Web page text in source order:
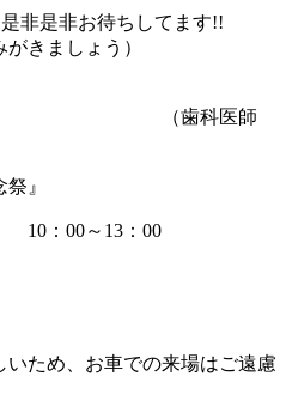
非是非お待ちしてます!!
きましょう）
科医師
』
10：00～13：00
ため、お車での来場はご遠慮